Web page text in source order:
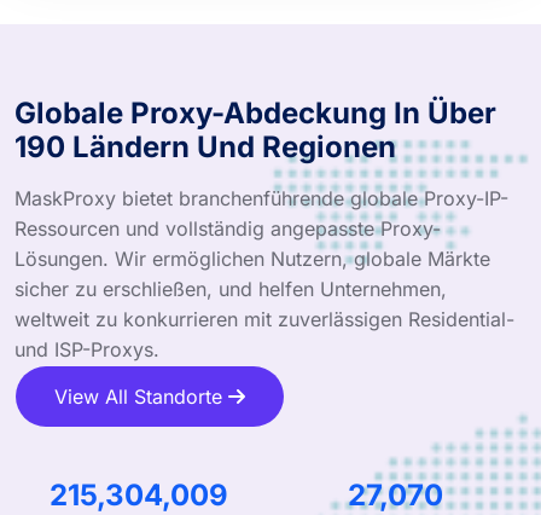
Globale Proxy-Abdeckung In Über
190 Ländern Und Regionen
MaskProxy bietet branchenführende globale Proxy-IP-
Ressourcen und vollständig angepasste Proxy-
Lösungen. Wir ermöglichen Nutzern, globale Märkte
sicher zu erschließen, und helfen Unternehmen,
weltweit zu konkurrieren mit zuverlässigen Residential-
und ISP-Proxys.
View All Standorte
310,364,100 39,022